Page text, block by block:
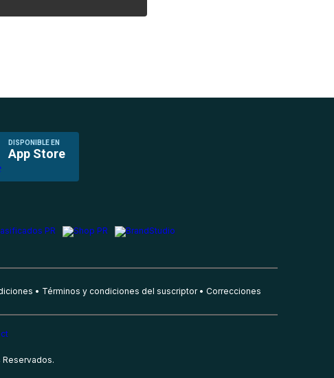
DISPONIBLE EN
App Store
Términos y condiciones del suscriptor Correcciones
Reservados.